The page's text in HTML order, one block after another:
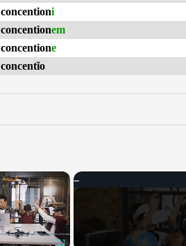
concentioni
concentionem
concentione
concentĭo
×